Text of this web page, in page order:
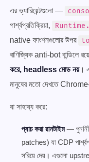
এর ভ্যারিয়েন্টগুলো —
পার্শ্বপ্রতিক্রিয়া,
native ফাংশনগুলোর উপর
বাণিজ্যিক anti-bot বান্ডিলে
করে, headless মোড নয়।
মানুষের মতো দেখতে
যা সাহায্য করে:
প্যাচ করা রানটাইম—
patches) যা CDP
সরিয়ে দেয়। এগুলো